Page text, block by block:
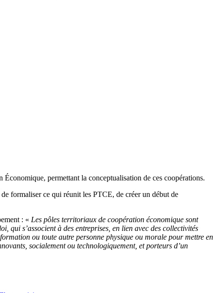
permettant la conceptualisation de ces coopérations.
formaliser ce qui réunit les PTCE, de créer un début de
: « Les pôles territoriaux de coopération économique sont
qui s’associent à des entreprises, en lien avec des collectivités
ou toute autre personne physique ou morale pour mettre en
socialement ou technologiquement, et porteurs d’un